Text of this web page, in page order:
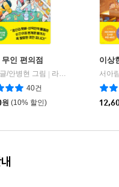
인 편의점
/안병현 그림
라곰스쿨
40건
원 (10% 할인)
이상
서아